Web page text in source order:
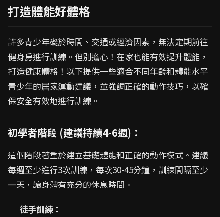
打造體能好體格
許多青少年礙於時間、交通或經濟因素，無法定期前往
健身房進行訓練。但別擔心！在家也能有效提升體能，
打造健康體格！以下提供一些適合不同年齡和體能水平
青少年的居家運動建議，並強調正確的動作技巧，以確
保安全有效地進行訓練。
初學者階段 (建議持續4-6週)：
這個階段著重於建立基礎體能和正確的動作模式。建議
每週至少進行3次訓練，每次30-45分鐘，訓練間隔至少
一天，讓身體有充分的休息時間。
徒手訓練：